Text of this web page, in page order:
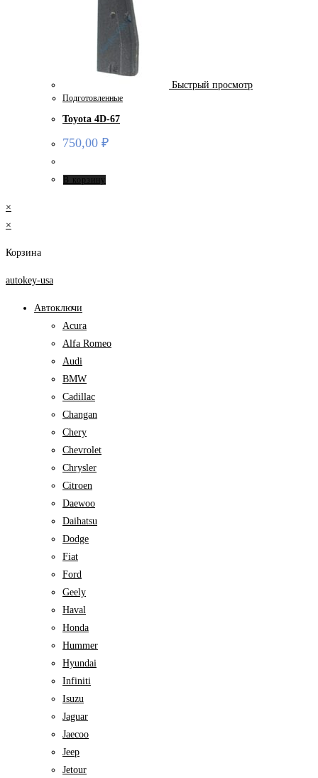
Быстрый просмотр
Подготовленные
Toyota 4D-67
750,00 ₽
В корзину
×
×
Корзина
autokey-usa
Автоключи
Acura
Alfa Romeo
Audi
BMW
Cadillac
Changan
Chery
Chevrolet
Chrysler
Citroen
Daewoo
Daihatsu
Dodge
Fiat
Ford
Geely
Haval
Honda
Hummer
Hyundai
Infiniti
Isuzu
Jaguar
Jaecoo
Jeep
Jetour